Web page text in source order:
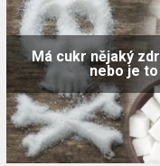
Má cukr nějaký
nebo je